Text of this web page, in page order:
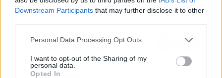
Downstream Participants that may further disclose it to other
Personal Data Processing Opt Outs
I want to opt-out of the Sharing of my
personal data.
Opted In